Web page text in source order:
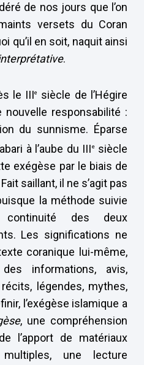
de nos jours que l’on
versets du Coran
qu’il en soit, naquit ainsi
.
le IIIe
siècle de l’Hégire
nouvelle responsabilité :
du sunnisme. Éparse
à l’aube du III e
siècle
exégèse par le biais de
saillant, il ne s’agit pas
la méthode suivie
des deux
Les significations ne
coranique lui-même,
informations, avis,
légendes, mythes,
l’exégèse islamique a
, une compréhension
l’apport de matériaux
une lecture